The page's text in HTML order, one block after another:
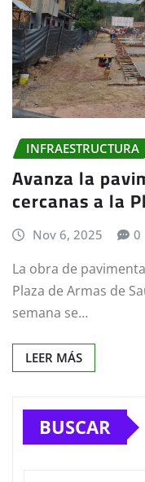
INFRAESTRUCTURA
Avanza la
cercanas a la
Nov 6, 2025 0
La obra de
Plaza de Armas de
semana se…
LEER MÁS
BUSCAR